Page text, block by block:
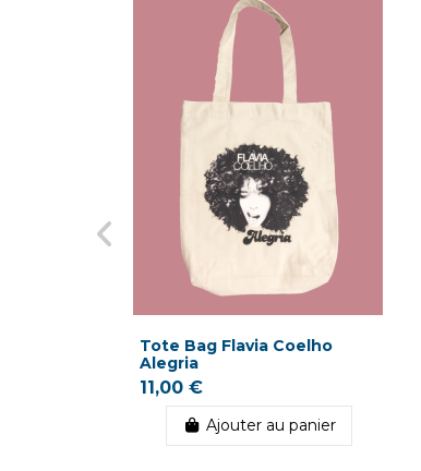
Tote Bag Flavia Coelho
Alegria
11,00 €
Ajouter au panier